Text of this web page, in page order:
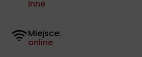
Inne
Miejsce:
online